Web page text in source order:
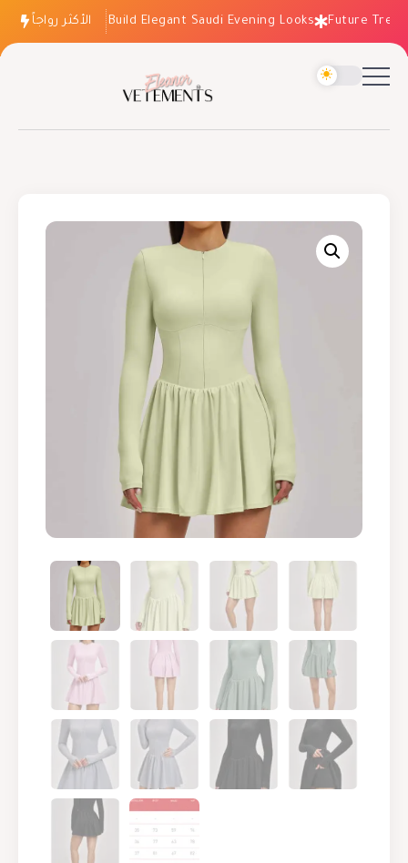
الأكثر رواجاً
How to Build Elegant Saudi Evening Looks Future